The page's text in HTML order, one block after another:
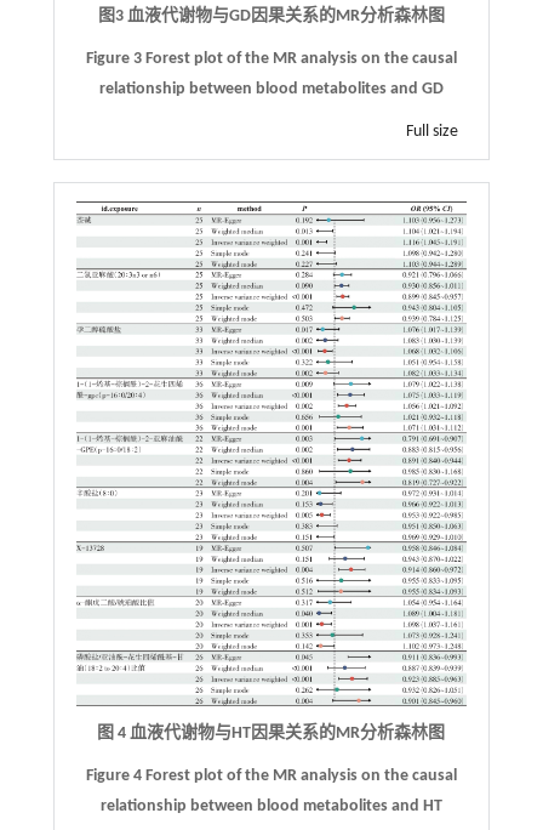
图3 血液代谢物与GD因果关系的MR分析森林图
Figure 3 Forest plot of the MR analysis on the causal
relationship between blood metabolites and GD
Full size
图 4 血液代谢物与 HT 因果关系的MR分析森林图
Figure 4 Forest plot of the MR analysis on the causal
relationship between blood metabolites and HT